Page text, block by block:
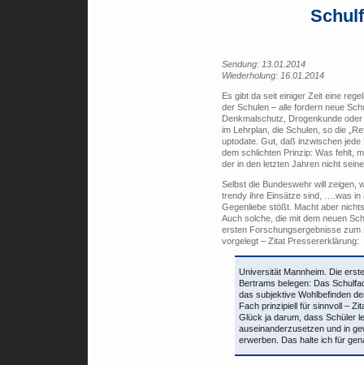
Sendung: 13.01.2014
Wiederholung: 16.01.2014
Es gibt da seit einiger Zeit eine
der Schulen – alle fordern neue
Denkmalschutz, Drogenkunde
im Lehrplan, die Schulen, so die
uptodate. Gut, daß inzwischen
dem schlichten Prinzip: Was fehlt,
der in den letzten Jahren nicht
Selbst die Bundeswehr will zeigen,
trendy ihre Einsätze sind, ….was in
Gegenliebe stößt. Macht aber
Auch solche, die mit dem neuen
ersten Forschungsergebnisse zum
vorgelegt – Zitat Pressererklärung:
Universität Mannheim. Die
Bertrams belegen: Das
das subjektive Wohlbefinden
Fach prinzipiell für sinnvoll –
Glück ja darum, dass Schüler
auseinanderzusetzen und in
erwerben. Das halte ich für